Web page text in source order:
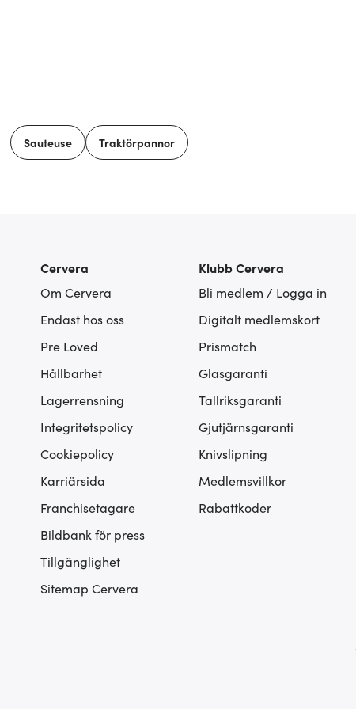
Sauteuse Traktörpannor
Cervera
Om Cervera
Endast hos oss
Pre Loved
Hållbarhet
Lagerrensning
Integritetspolicy
Cookiepolicy
Karriärsida
Franchisetagare
Bildbank för press
Tillgänglighet
Sitemap Cervera
Klubb Cervera
Bli medlem / Logga in
Digitalt medlemskort
Prismatch
Glasgaranti
Tallriksgaranti
Gjutjärnsgaranti
Knivslipning
Medlemsvillkor
Rabattkoder